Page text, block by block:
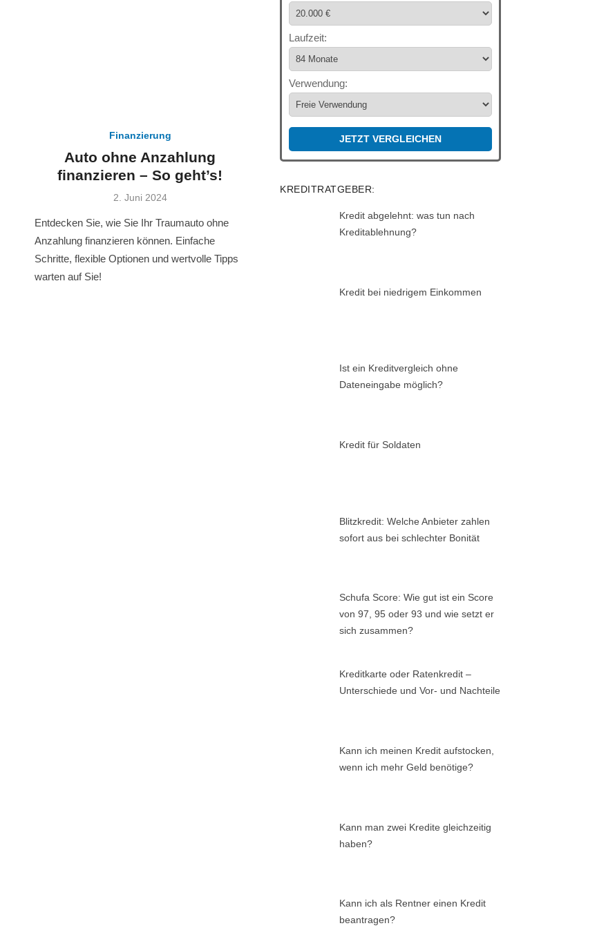
Finanzierung
Auto ohne Anzahlung
finanzieren – So geht’s!
Veröffentlicht
2. Juni 2024
Entdecken Sie, wie Sie Ihr Traumauto ohne
Anzahlung finanzieren können. Einfache
Schritte, flexible Optionen und wertvolle Tipps
warten auf Sie!
Laufzeit:
Verwendung:
JETZT VERGLEICHEN
KREDITRATGEBER:
Kredit abgelehnt: was tun nach
Kreditablehnung?
Kredit bei niedrigem Einkommen
Ist ein Kreditvergleich ohne
Dateneingabe möglich?
Kredit für Soldaten
Blitzkredit: Welche Anbieter zahlen
sofort aus bei schlechter Bonität
Schufa Score: Wie gut ist ein Score
von 97, 95 oder 93 und wie setzt er
sich zusammen?
Kreditkarte oder Ratenkredit –
Unterschiede und Vor- und Nachteile
Kann ich meinen Kredit aufstocken,
wenn ich mehr Geld benötige?
Kann man zwei Kredite gleichzeitig
haben?
Kann ich als Rentner einen Kredit
beantragen?